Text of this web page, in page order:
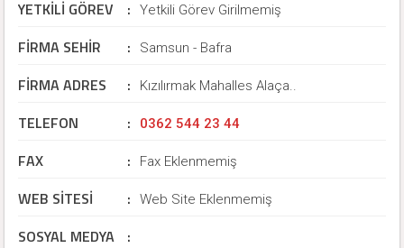
YETKİLİ GÖREV : Yetkili Görev Girilmemiş
FİRMA SEHİR : Samsun - Bafra
FİRMA ADRES : Kızılırmak Mahalles Alaça..
TELEFON : 0362 544 23 44
FAX : Fax Eklenmemiş
WEB SİTESİ : Web Site Eklenmemiş
SOSYAL MEDYA :